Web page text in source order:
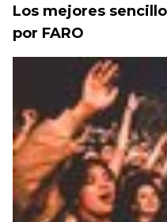
Los mejores
por FARO